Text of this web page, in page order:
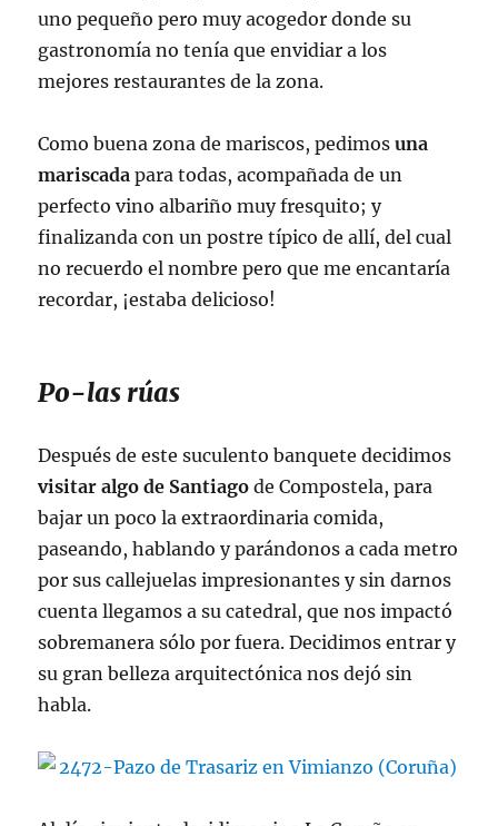
uno pequeño pero muy acogedor donde su
gastronomía no tenía que envidiar a los
mejores restaurantes de la zona.
Como buena zona de mariscos, pedimosuna
mariscada para todas, acompañada de un
perfecto vino albariño muy fresquito; y
finalizanda con un postre típico de allí, del cual
no recuerdo el nombre pero que me encantaría
recordar, ¡estaba delicioso!
Po-las rúas
Después de este suculento banquete decidimos
visitar algo de Santiago de Compostela, para
bajar un poco la extraordinaria comida,
paseando, hablando y parándonos a cada metro
por sus callejuelas impresionantes y sin darnos
cuenta llegamos a su catedral, que nos impactó
sobremanera sólo por fuera. Decidimos entrar y
su gran belleza arquitectónica nos dejó sin
habla.